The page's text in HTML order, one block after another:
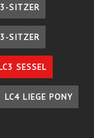
SITZER
SITZER
SESSEL
LC4 LIEGE PONY